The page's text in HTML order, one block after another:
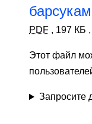
PDF , 197 КБ ,
Этот файл
Запросите